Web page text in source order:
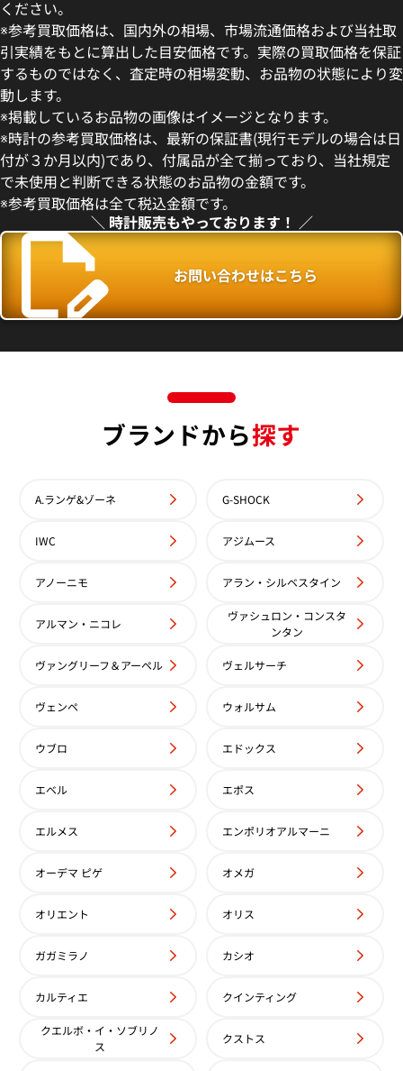
・コンスタンタン パトリモ
ダウン 47245/000G-9099
格
日時点の参考買取価格です
ニートップワインダー
参考買取価格
1,569,000円
※2024年7月9日時点の参考買
・コンスタンタン パトリモ
9841
日時点の参考買取価格です
ヴァシュロン・コンスタンタ
ニー 81180/000G-9117
参考買取価格
※2024年3月9日時点の参考買
・コンスタンタン パトリモ
日時点の参考買取価格です
ヴァシュロン・コンスタンタ
参考買取価格
※2025年3月27日時点の参考
ください。
※参考買取価格は、国内外の相場、市場流通価格および当社取
引実績をもとに算出した目安価格です。実際の買取価格を保証
するものではなく、査定時の相場変動、お品物の状態により変
動します。
※掲載しているお品物の画像はイメージとなります。
※時計の参考買取価格は、最新の保証書(現行モデルの場合は日
付が３か月以内)であり、付属品が全て揃っており、当社規定
で未使用と判断できる状態のお品物の金額です。
※参考買取価格は全て税込金額です。
＼ 時計販売もやっております！ ／
お問い合わせはこちら
ブランドから探す
A.ランゲ&ゾーネ G-SHOCK
IWC アジムース
アノーニモ アラン・シルベスタイン
アルマン・ニコレ
ヴァシュロン・コンスタ
ンタン
ヴァングリーフ＆アーペル ヴェルサーチ
ヴェンペ ウォルサム
ウブロ エドックス
エベル エポス
エルメス エンポリオアルマーニ
オーデマ ピゲ オメガ
オリエント オリス
ガガミラノ カシオ
カルティエ クインティング
クエルボ・イ・ソブリノ
ス
クストス